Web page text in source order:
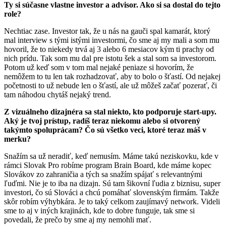
Ty si súčasne vlastne investor a advisor. Ako si sa dostal do tejto
role?
Nechtiac zase. Investor tak, že u nás na gauči spal kamarát, ktorý
mal interview s tými istými investormi, čo sme aj my mali a som mu
hovoril, že to niekedy trvá aj 3 alebo 6 mesiacov kým ti prachy od
nich prídu. Tak som mu dal pre istotu šek a stal som sa investorom.
Potom už keď som v tom mal nejaké peniaze si hovorím, že
nemôžem to tu len tak rozhadzovať, aby to bolo o šťastí. Od nejakej
početnosti to už nebude len o šťastí, ale už môžeš začať pozerať, či
tam náhodou chytáš nejaký trend.
Z vizuálneho dizajnéra sa stal niekto, kto podporuje start-upy.
Aký je tvoj prístup, radíš teraz niekomu alebo si otvorený
takýmto spoluprácam? Čo sú všetko veci, ktoré teraz máš v
merku?
Snažím sa už neradiť, keď nemusím. Máme takú neziskovku, kde v
rámci Slovak Pro robíme program Brain Board, kde máme kopec
Slovákov zo zahraničia a tých sa snažím spájať s relevantnými
ľuďmi. Nie je to iba na dizajn. Sú tam šikovní ľudia z biznisu, super
investori, čo sú Slováci a chcú pomáhať slovenským firmám. Takže
skôr robím výhybkára. Je to taký celkom zaujímavý network. Videli
sme to aj v iných krajinách, kde to dobre funguje, tak sme si
povedali, že prečo by sme aj my nemohli mať.